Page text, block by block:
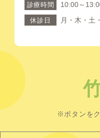
診療時間 10:00～
休診日 月・木・土
※ボタンを